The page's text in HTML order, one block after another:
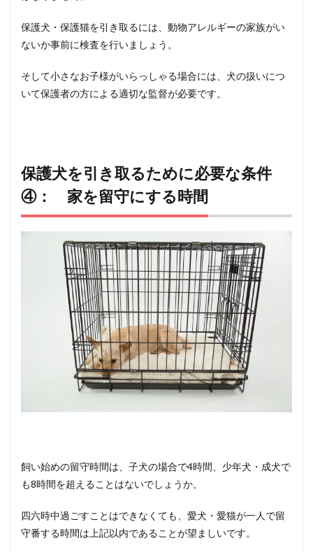
保護犬・保護猫を引き取るには、動物アレルギーの家族がい
ないか事前に検査を行いましょう。
そして小さなお子様がいらっしゃる場合には、犬の扱いにつ
いて保護者の方による適切な監督が必要です。
保護犬を引き取るために必要な条件
④： 家を留守にする時間
飼い始めの留守時間は、子犬の場合で4時間、少年犬・成犬で
も8時間を超えることはないでしょうか。
四六時中過ごすことはできなくても、愛犬・愛猫が一人で留
守番する時間は上記以内であることが望ましいです。